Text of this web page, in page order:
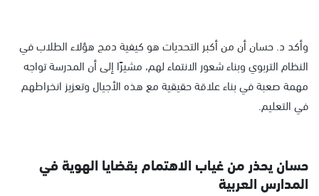
وأكد د. حسان أن من أكبر التحديات هو كيفية دمج هؤلاء الطلاب في
النظام التربوي وبناء شعور الانتماء لهم، مشيرًا إلى أن المدرسة تواجه
مهمة صعبة في بناء علاقة حقيقية مع هذه الأجيال وتعزيز انخراطهم
في التعليم.
حسان يحذر من غياب الاهتمام بقضايا الهوية في
المدارس العربية